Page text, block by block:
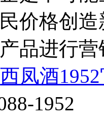
价格创
品进行营
西凤酒
1952